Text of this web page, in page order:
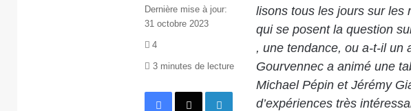
lisons tous les jours sur les
qui se posent la question
, une tendance, ou a-t-il un
Gourvennec a animé une
Michael Pépinet Jérémy
d’expériences très
Dernière mise à jour:
31 octobre 2023
4
3 minutes de lecture
Facebook
X Linkedin